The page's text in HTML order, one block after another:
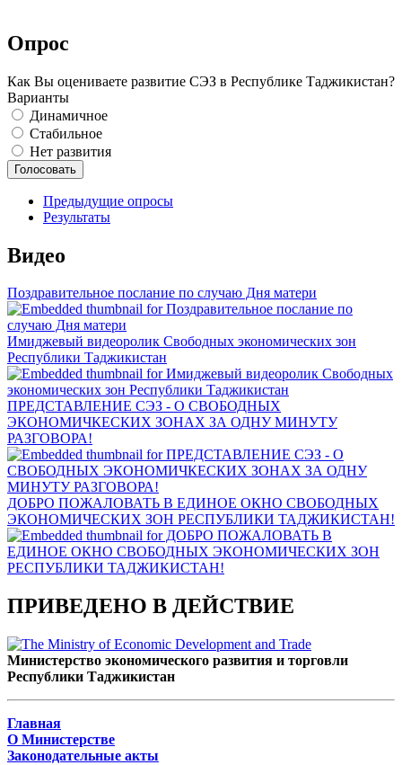
Опрос
Как Вы оцениваете развитие СЭЗ в Республике Таджикистан?
Варианты
Динамичное
Стабильное
Нет развития
Предыдущие опросы
Результаты
Видео
Поздравительное послание по случаю Дня матери
Имиджевый видеоролик Свободных экономических зон
Республики Таджикистан
ПРЕДСТАВЛЕНИЕ СЭЗ - О СВОБОДНЫХ
ЭКОНОМИЧКЕСКИХ ЗОНАХ ЗА ОДНУ МИНУТУ
РАЗГОВОРА!
ДОБРО ПОЖАЛОВАТЬ В ЕДИНОЕ ОКНО СВОБОДНЫХ
ЭКОНОМИЧЕСКИХ ЗОН РЕСПУБЛИКИ ТАДЖИКИСТАН!
ПРИВЕДЕНО В ДЕЙСТВИЕ
Министерство экономического развития и торговли
Республики Таджикистан
Главная
О Министерстве
Законодательные акты